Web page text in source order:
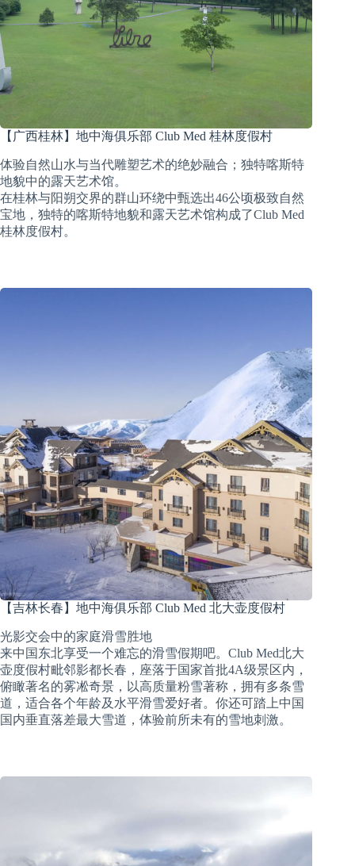
【广西桂林】地中海俱乐部 Club Med 桂林度假村
体验自然山水与当代雕塑艺术的绝妙融合；独特喀斯特
地貌中的露天艺术馆。
在桂林与阳朔交界的群山环绕中甄选出46公顷极致自然
宝地，独特的喀斯特地貌和露天艺术馆构成了Club Med
桂林度假村。
【吉林长春】地中海俱乐部 Club Med 北大壶度假村
光影交会中的家庭滑雪胜地
来中国东北享受一个难忘的滑雪假期吧。Club Med北大
壶度假村毗邻影都长春，座落于国家首批4A级景区内，
俯瞰著名的雾凇奇景，以高质量粉雪著称，拥有多条雪
道，适合各个年龄及水平滑雪爱好者。你还可踏上中国
国内垂直落差最大雪道，体验前所未有的雪地刺激。